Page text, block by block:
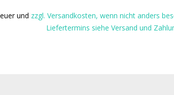
und zzgl. Versandkosten, wenn nicht anders
Liefertermins siehe Versand und